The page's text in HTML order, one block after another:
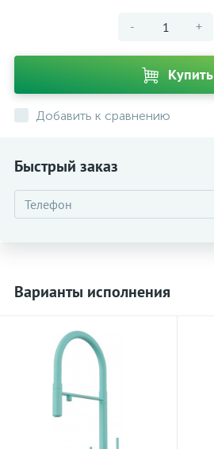
- +
Купить
Добавить к сравнению
Быстрый заказ
Варианты исполнения